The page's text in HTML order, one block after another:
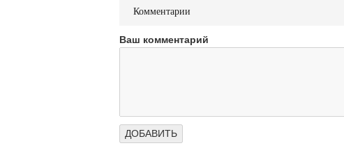
Комментарии
Ваш комментарий